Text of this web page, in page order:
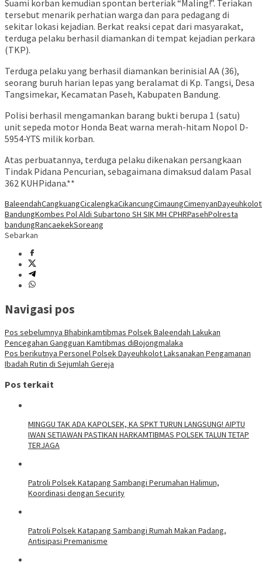
Suami korban kemudian spontan berteriak “Maling!”. Teriakan
tersebut menarik perhatian warga dan para pedagang di
sekitar lokasi kejadian. Berkat reaksi cepat dari masyarakat,
terduga pelaku berhasil diamankan di tempat kejadian perkara
(TKP).
Terduga pelaku yang berhasil diamankan berinisial AA (36),
seorang buruh harian lepas yang beralamat di Kp. Tangsi, Desa
Tangsimekar, Kecamatan Paseh, Kabupaten Bandung.
Polisi berhasil mengamankan barang bukti berupa 1 (satu)
unit sepeda motor Honda Beat warna merah-hitam Nopol D-
5954-YTS milik korban.
Atas perbuatannya, terduga pelaku dikenakan persangkaan
Tindak Pidana Pencurian, sebagaimana dimaksud dalam Pasal
362 KUHPidana.**
BaleendahCangkuangCicalengkaCikancungCimaungCimenyanDayeuhkolot
BandungKombes Pol Aldi Subartono SH SIK MH CPHRPasehPolresta
bandungRancaekekSoreang
Sebarkan
Navigasi pos
Pos sebelumnya Bhabinkamtibmas Polsek Baleendah Lakukan
Pencegahan Gangguan Kamtibmas diBojongmalaka
Pos berikutnya Personel Polsek Dayeuhkolot Laksanakan Pengamanan
Ibadah Rutin di Sejumlah Gereja
Pos terkait
MINGGU TAK ADA KAPOLSEK, KA SPKT TURUN LANGSUNG! AIPTU
IWAN SETIAWAN PASTIKAN HARKAMTIBMAS POLSEK TALUN TETAP
TERJAGA
‎Patroli Polsek Katapang Sambangi Perumahan Halimun,
Koordinasi dengan Security
‎Patroli Polsek Katapang Sambangi Rumah Makan Padang,
Antisipasi Premanisme